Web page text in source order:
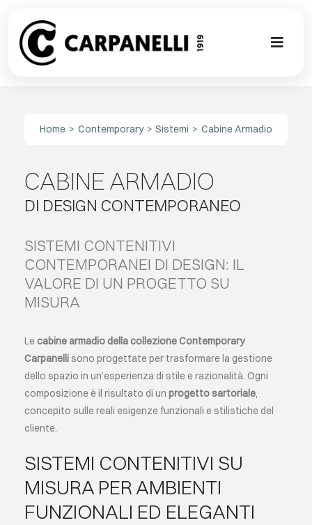
content
Toggle
SU MISURA
EVENTI
CONTATTI
CABINE ARMADIO
Home Contemporary Sistemi Cabine Armadio
DI DESIGN CONTEMPORANEO
SISTEMI CONTENITIVI
CONTEMPORANEI DI DESIGN: IL
VALORE DI UN PROGETTO SU
MISURA
Le cabine armadio della collezione Contemporary
Carpanellisono progettate per trasformare la gestione
dello spazio in un’esperienza di stile e razionalità. Ogni
composizione è il risultato di un progetto sartoriale,
concepito sulle reali esigenze funzionali e stilistiche del
cliente.
SISTEMI CONTENITIVI SU
MISURA PER AMBIENTI
FUNZIONALI ED ELEGANTI